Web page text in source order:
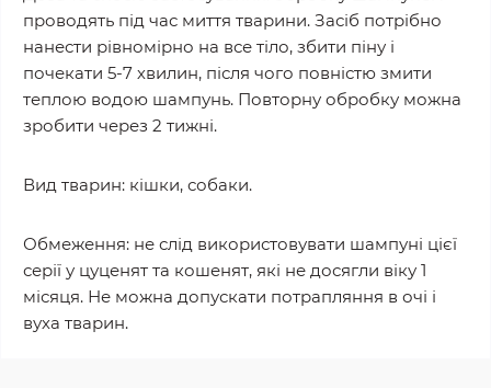
проводять під час миття тварини. Засіб потрібно
нанести рівномірно на все тіло, збити піну і
почекати 5-7 хвилин, після чого повністю змити
теплою водою шампунь. Повторну обробку можна
зробити через 2 тижні.
Вид тварин: кішки, собаки.
Обмеження: не слід використовувати шампуні цієї
серії у цуценят та кошенят, які не досягли віку 1
місяця. Не можна допускати потрапляння в очі і
вуха тварин.